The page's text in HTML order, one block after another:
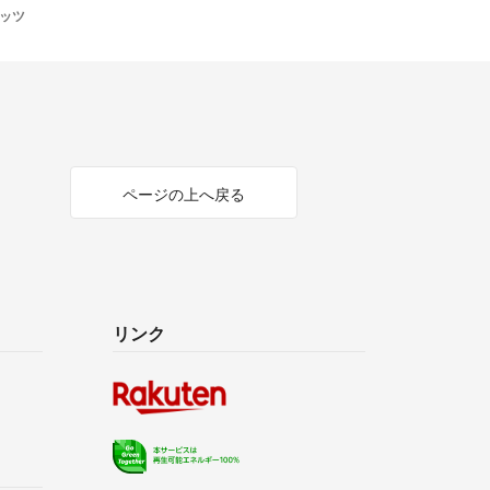
する為に、動作未確認です。
応はいたしかねます。
ツ
ページの上へ戻る
リンク